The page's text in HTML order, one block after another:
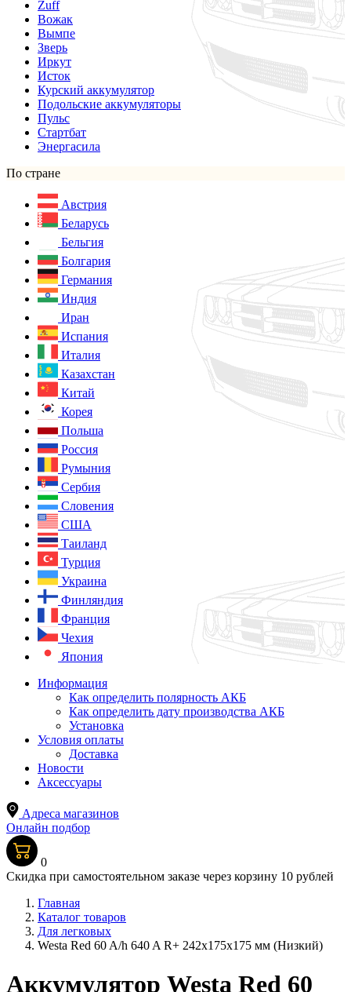
Zuff
Вожак
Вымпе
Зверь
Иркут
Исток
Курский аккумулятор
Подольские аккумуляторы
Пульс
Стартбат
Энергасила
По стране
Австрия
Беларусь
Бельгия
Болгария
Германия
Индия
Иран
Испания
Италия
Казахстан
Китай
Корея
Польша
Россия
Румыния
Сербия
Словения
США
Таиланд
Турция
Украина
Финляндия
Франция
Чехия
Япония
Информация
Как определить полярность АКБ
Как определить дату производства АКБ
Установка
Условия оплаты
Доставка
Новости
Аксессуары
Адреса магазинов
Онлайн подбор
0
Скидка при самостоятельном заказе через корзину 10 рублей
Главная
Каталог товаров
Для легковых
Westa Red 60 A/h 640 A R+ 242x175x175 мм (Низкий)
Аккумулятор Westa Red 60